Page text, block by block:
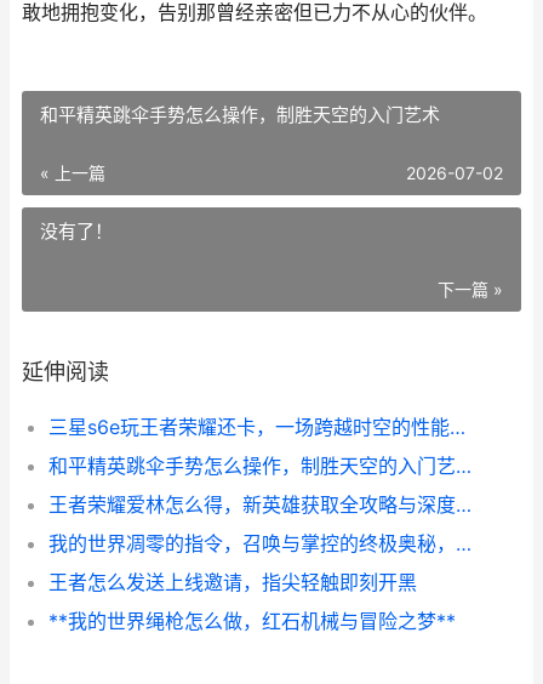
敢地拥抱变化，告别那曾经亲密但已力不从心的伙伴。
和平精英跳伞手势怎么操作，制胜天空的入门艺术
« 上一篇 2026-07-02
没有了！
下一篇 »
延伸阅读
三星s6e玩王者荣耀还卡，一场跨越时空的性能对决
和平精英跳伞手势怎么操作，制胜天空的入门艺术
王者荣耀爱林怎么得，新英雄获取全攻略与深度解析
我的世界凋零的指令，召唤与掌控的终极奥秘，副标题，深入解析凋零召唤与战斗策略
王者怎么发送上线邀请，指尖轻触即刻开黑
**我的世界绳枪怎么做，红石机械与冒险之梦**